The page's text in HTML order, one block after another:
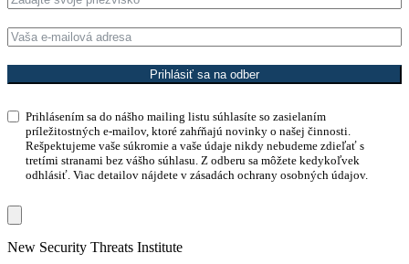
Prihlásiť sa na odber
Prihlásením sa do nášho mailing listu súhlasíte so zasielaním
príležitostných e-mailov, ktoré zahŕňajú novinky o našej činnosti.
Rešpektujeme vaše súkromie a vaše údaje nikdy nebudeme zdieľať s
tretími stranami bez vášho súhlasu. Z odberu sa môžete kedykoľvek
odhlásiť. Viac detailov nájdete v zásadách ochrany osobných údajov.
to
New Security Threats Institute